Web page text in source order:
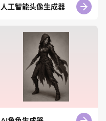
人工智能头像生成器